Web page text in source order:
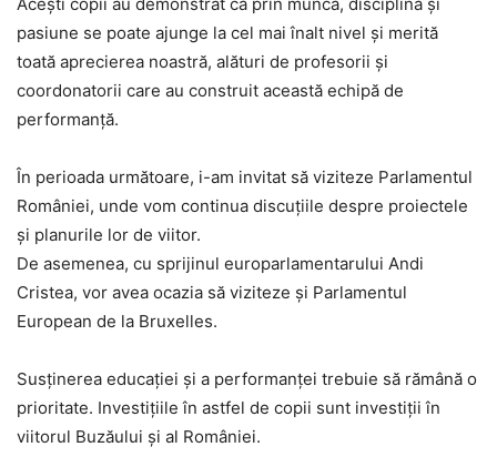
pasiune se poate ajunge la cel mai înalt nivel și merită
toată aprecierea noastră, alături de profesorii și
coordonatorii care au construit această echipă de
performanță.
În perioada următoare, i-am invitat să viziteze Parlamentul
României, unde vom continua discuțiile despre proiectele
și planurile lor de viitor.
De asemenea, cu sprijinul europarlamentarului Andi
Cristea, vor avea ocazia să viziteze și Parlamentul
European de la Bruxelles.
Susținerea educației și a performanței trebuie să rămână o
prioritate. Investițiile în astfel de copii sunt investiții în
viitorul Buzăului și al României.